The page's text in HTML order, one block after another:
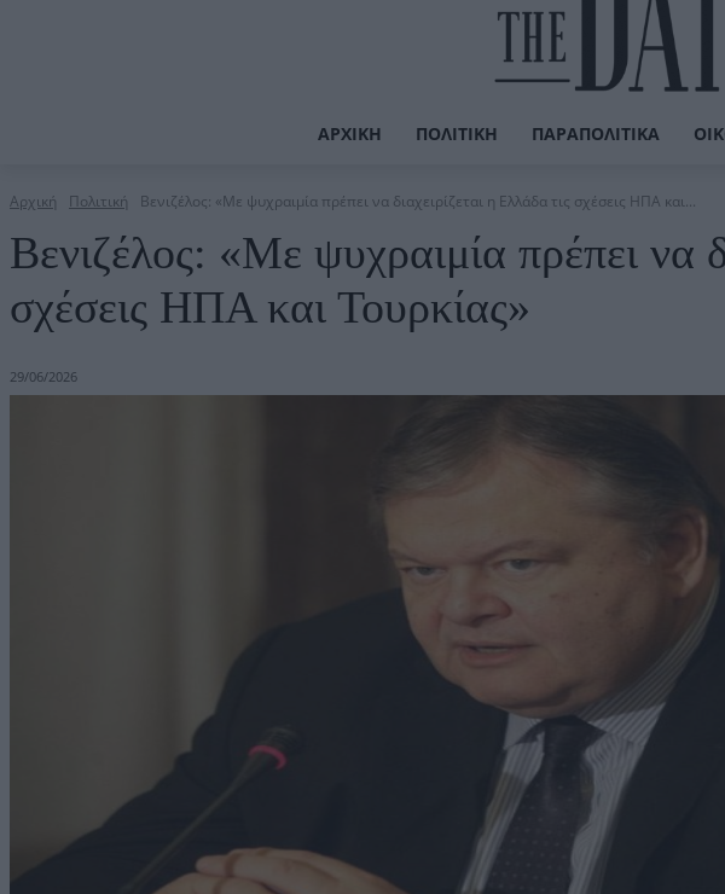
ΑΡΧΙΚΉ ΠΟΛΙΤΙΚΉ ΠΑΡΑΠΟΛΙΤΙΚΆ
Αρχική Πολιτική Βενιζέλος: «Με ψυχραιμία πρέπει να διαχειρίζεται η Ελλάδα τις σχέσεις ΗΠΑ και...
Βενιζέλος: «Με ψυχραιμία πρέπει να
σχέσεις ΗΠΑ και Τουρκίας»
29/06/2026